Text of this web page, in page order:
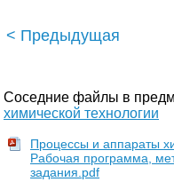
< Предыдущая
Соседние файлы в
химической технологии
Процессы и аппараты
Рабочая программа,
задания.pdf